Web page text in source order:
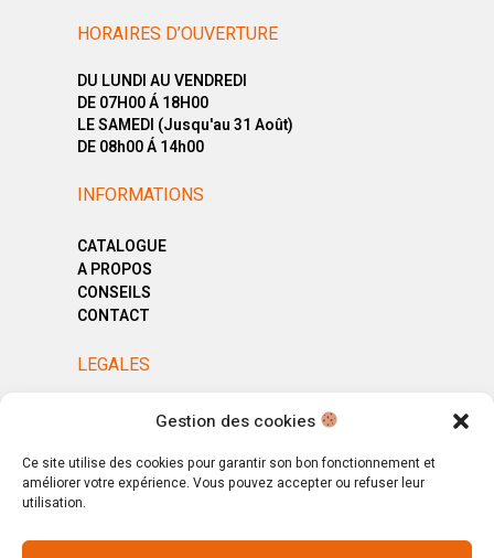
Gestion des cookies
Ce site utilise des cookies pour garantir son bon fonctionnement et
améliorer votre expérience. Vous pouvez accepter ou refuser leur
utilisation.
HORAIRES D’OUVERTURE
DU LUNDI AU VENDREDI
DE 07H00 Á 18H00
LE SAMEDI (Jusqu'au 31 Août)
DE 08h00 Á 14h00
INFORMATIONS
CATALOGUE
A PROPOS
CONSEILS
CONTACT
LEGALES
MENTIONS LÉGALES
CGV